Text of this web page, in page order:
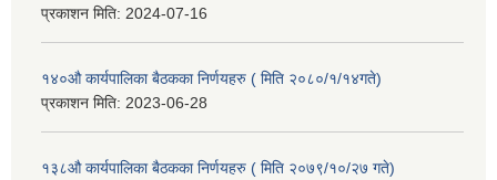
प्रकाशन मिति: 2024-07-16
१४०औ कार्यपालिका बैठकका निर्णयहरु ( मिति २०८०/१/१४गते)
प्रकाशन मिति: 2023-06-28
१३८औ कार्यपालिका बैठकका निर्णयहरु ( मिति २०७९/१०/२७ गते)